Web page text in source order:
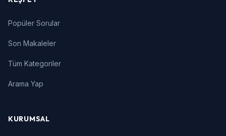
Popüler Sorular
Son Makaleler
Tüm Kategoriler
Arama Yap
KURUMSAL